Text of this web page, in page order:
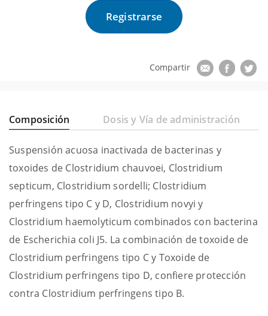
Registrarse
Composición Dosis y Vía de administración
Suspensión acuosa inactivada de bacterinas y
toxoides de Clostridium chauvoei, Clostridium
septicum, Clostridium sordelli; Clostridium
perfringens tipo C y D, Clostridium novyi y
Clostridium haemolyticum combinados con bacterina
de Escherichia coli J5. La combinación de toxoide de
Clostridium perfringens tipo C y Toxoide de
Clostridium perfringens tipo D, confiere protección
contra Clostridium perfringens tipo B.